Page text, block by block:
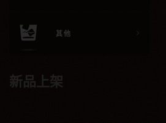
其他
新品上架